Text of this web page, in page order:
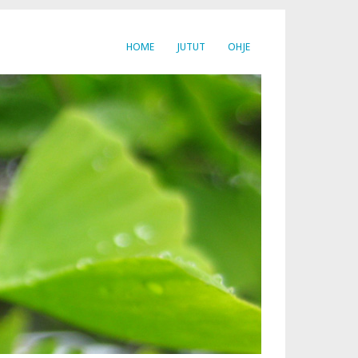
HOME JUTUT OHJE